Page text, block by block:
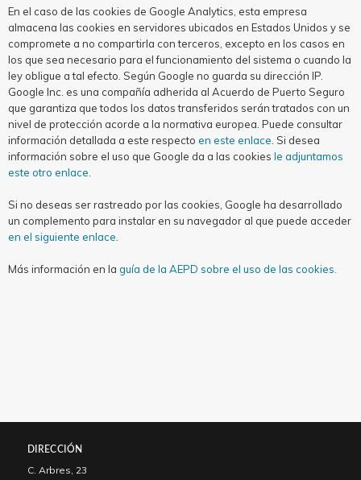
En el caso de las cookies de Google Analytics, esta empresa
almacena las cookies en servidores ubicados en Estados Unidos y se
compromete a no compartirla con terceros, excepto en los casos en
los que sea necesario para el funcionamiento del sistema o cuando la
ley obligue a tal efecto. Según Google no guarda su dirección IP.
Google Inc. es una compañía adherida al Acuerdo de Puerto Seguro
que garantiza que todos los datos transferidos serán tratados con un
nivel de protección acorde a la normativa europea. Puede consultar
información detallada a este respecto en este enlace . Si desea
información sobre el uso que Google da a las cookies le adjuntamos
este otro enlace
Si no deseas ser rastreado por las cookies, Google ha desarrollado
un complemento para instalar en su navegador al que puede acceder
en el siguiente enlace
Más información en la guía de la AEPD sobre el uso de las cookies.
DIRECCIÓN
C. Arbres, 23